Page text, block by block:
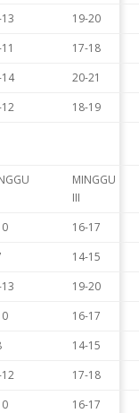
19-20
17-18
20-21
18-19
MINGGU
III
16-17
14-15
19-20
16-17
14-15
17-18
16-17